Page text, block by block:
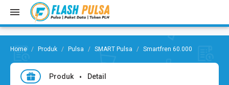
Produk Pulsa SMART Pulsa Smartfren 60.000
Produk Detail